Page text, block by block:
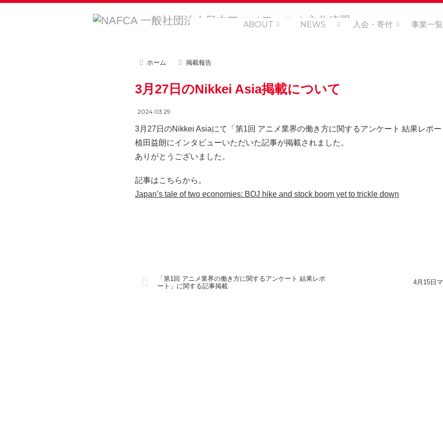
ABOUT NEWS 入会・寄付 事業一覧
ホーム 掲載報告
3月27日のNikkei Asia掲載について
2024.03.29
3月27日のNikkei Asiaにて「第1回 アニメ業界の働き方に関するアンケート 結果レポー
植田益朗にインタビューいただいた記事が掲載されました。
ありがとうございました。
記事はこちらから。
Japan’s tale of two economies: BOJ hike and stock boom yet to trickle down
「第1回 アニメ業界の働き方に関するアンケート 結果レポ
ート」に関する記事掲載
4月15日